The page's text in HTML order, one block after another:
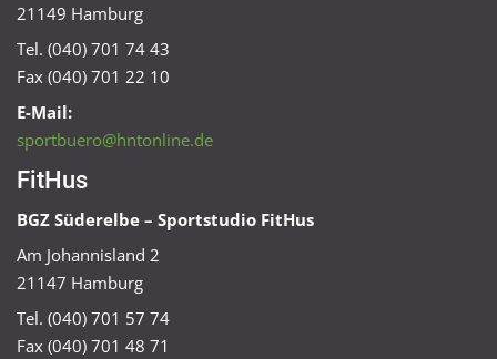
21149 Hamburg
Tel. (040) 701 74 43
Fax (040) 701 22 10
E-Mail:
sportbuero@hntonline.de
FitHus
BGZ Süderelbe – Sportstudio FitHus
Am Johannisland 2
21147 Hamburg
Tel. (040) 701 57 74
Fax (040) 701 48 71